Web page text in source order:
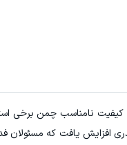
نامناسب چمن برخی
افزایش یافت که مسئولان
- کلیک کن